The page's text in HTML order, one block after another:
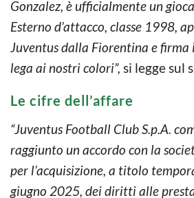
Gonzalez, è ufficialmente un
Esterno d’attacco, classe 1998,
Juventus dalla Fiorentina e
lega ai nostri colori”, si legge sul
Le cifre dell’affare
“Juventus Football Club S.p.A.
raggiunto un accordo con la
per l’acquisizione, a titolo
giugno 2025, dei diritti alle